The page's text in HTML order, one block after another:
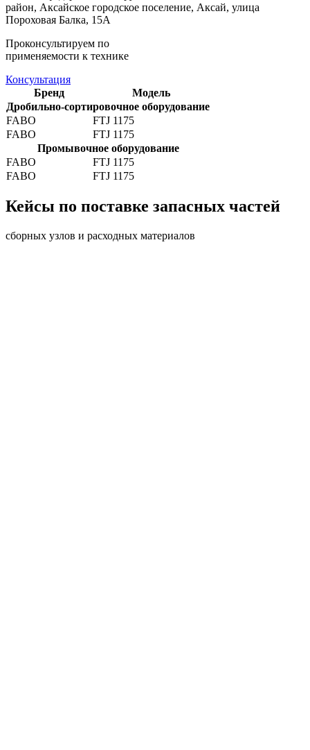
район, Аксайское городское поселение, Аксай, улица
Пороховая Балка, 15А
Проконсультируем по
применяемости к технике
Консультация
Бренд
Модель
Дробильно-сортировочное оборудование
FABO
FTJ 1175
FABO
FTJ 1175
Промывочное оборудование
FABO
FTJ 1175
FABO
FTJ 1175
Кейсы по поставке запасных частей
сборных узлов и расходных материалов